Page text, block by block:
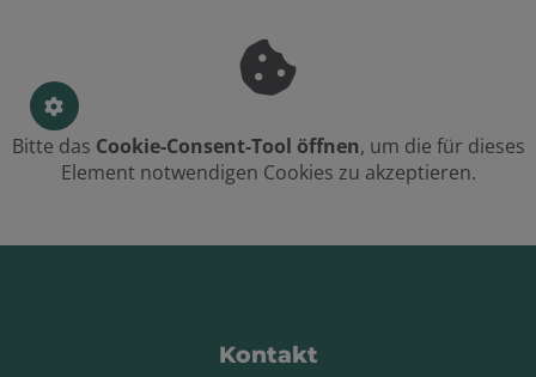
Bitte das Cookie-Consent-Tool öffnen, um die für dieses
Element notwendigen Cookies zu akzeptieren.
Kontakt